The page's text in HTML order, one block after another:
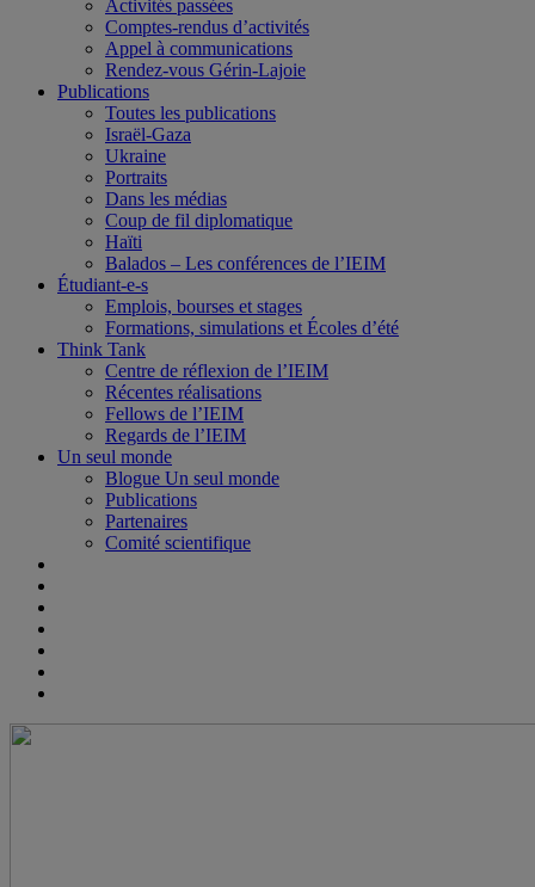
Activités passées
Comptes-rendus d’activités
Appel à communications
Rendez-vous Gérin-Lajoie
Publications
Toutes les publications
Israël-Gaza
Ukraine
Portraits
Dans les médias
Coup de fil diplomatique
Haïti
Balados – Les conférences de l’IEIM
Étudiant-e-s
Emplois, bourses et stages
Formations, simulations et Écoles d’été
Think Tank
Centre de réflexion de l’IEIM
Récentes réalisations
Fellows de l’IEIM
Regards de l’IEIM
Un seul monde
Blogue Un seul monde
Publications
Partenaires
Comité scientifique